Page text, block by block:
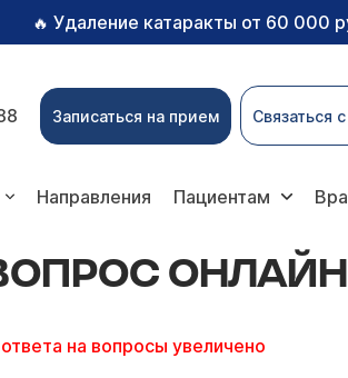
🔥 Удаление катаракты от 60 000
Записаться на прием Связаться
Направления Пациентам
ОНЛАЙН
на вопросы увеличено